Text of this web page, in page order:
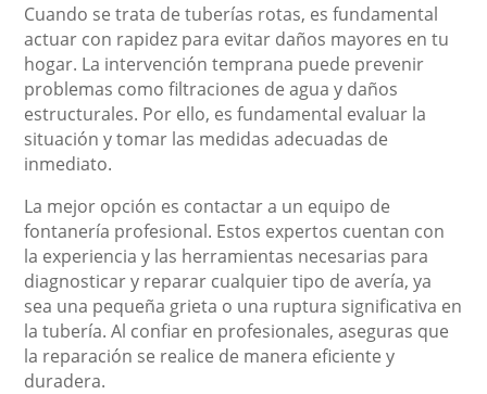
Cuando se trata de tuberías rotas, es fundamental
actuar con rapidez para evitar daños mayores en tu
hogar. La intervención temprana puede prevenir
problemas como filtraciones de agua y daños
estructurales. Por ello, es fundamental evaluar la
situación y tomar las medidas adecuadas de
inmediato.
La mejor opción es contactar a un equipo de
fontanería profesional. Estos expertos cuentan con
la experiencia y las herramientas necesarias para
diagnosticar y reparar cualquier tipo de avería, ya
sea una pequeña grieta o una ruptura significativa en
la tubería. Al confiar en profesionales, aseguras que
la reparación se realice de manera eficiente y
duradera.